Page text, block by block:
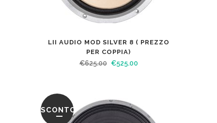
LII AUDIO MOD SILVER 8 ( PREZZO
PER COPPIA)
€625.00 €525.00
SCONTO